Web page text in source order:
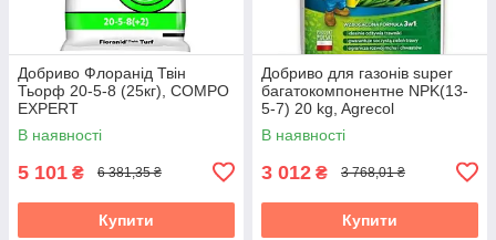
Добриво Флоранід Твін
Тьорф 20-5-8 (25кг), COMPO
EXPERT
В наявності
5 101 ₴ 6 381,35 ₴
Купити
Добриво для газонів super
багатокомпонентне NPK(13-
5-7) 20 kg, Agrecol
В наявності
3 012 ₴ 3 768,01 ₴
Купити